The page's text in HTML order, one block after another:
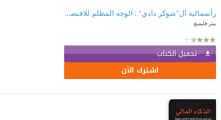
رأسمالية ال"شوكر دادي" : الوجه المظلم للاقتصاد الحديث
بيتر فليمنغ
تحميل الكتاب
اشترك الآن